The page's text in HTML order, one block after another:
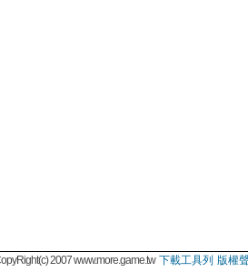
2007 www.more.game.tw 下載工具列 版權